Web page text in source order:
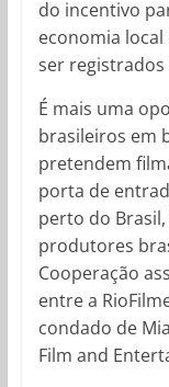
do incentivo
economia
ser
É mais uma
brasileiros em
pretendem
porta de
perto do
produtores
Cooperação
entre a
condado de
Film and